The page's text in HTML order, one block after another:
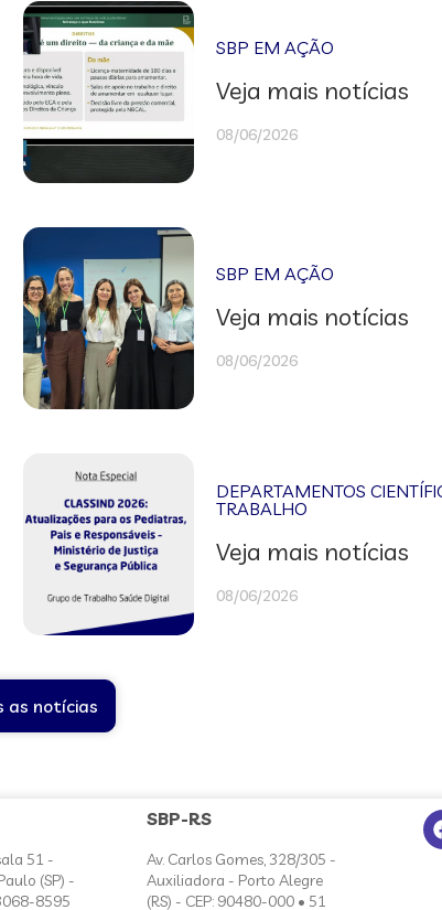
SBP EM AÇÃO
Veja mais notícias
08/06/2026
SBP EM AÇÃO
Veja mais notícias
08/06/2026
DEPARTAMENTOS
TRABALHO
Veja mais notícias
08/06/2026
as notícias
51 -
(SP) -
8595
SBP-RS
Av. Carlos Gomes, 328/305 -
Auxiliadora - Porto Alegre
(RS) - CEP: 90480-000 • 51